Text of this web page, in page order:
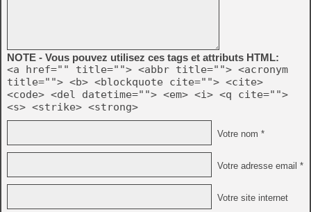
NOTE - Vous pouvez utilisez ces tags et attributs HTML:
<a href="" title=""> <abbr title=""> <acronym
title=""> <b> <blockquote cite=""> <cite>
<code> <del datetime=""> <em> <i> <q cite="">
<s> <strike> <strong>
Votre nom *
Votre adresse email *
Votre site internet